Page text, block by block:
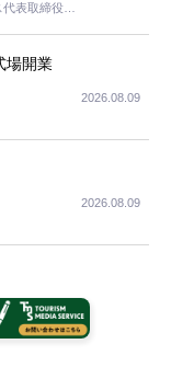
表取締役社
場開業
2026.08.09
2026.08.09